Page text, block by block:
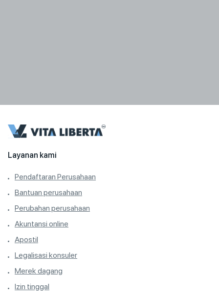
Layanan kami
Pendaftaran Perusahaan
Bantuan perusahaan
Perubahan perusahaan
Akuntansi online
Apostil
Legalisasi konsuler
Merek dagang
Izin tinggal